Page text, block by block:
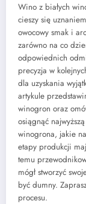
Wino z białych
cieszy się
owocowy smak i
zarówno na co
odpowiednich
precyzja w
dla uzyskania
artykule
winogron oraz
osiągnąć
winogrona, jakie
etapy produkcji
temu
mógł stworzyć
być dumny.
procesu.